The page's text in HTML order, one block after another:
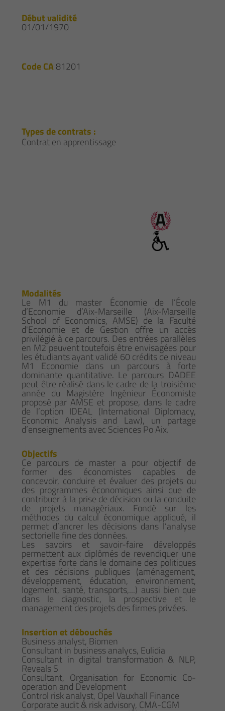
Début validité
01/01/1970
Code CA81201
Types de contrats :
Contrat en apprentissage
Modalités
Le M1 du master Économie de l’École
d’Economie d’Aix-Marseille (Aix-Marseille
School of Economics, AMSE) de la Faculté
d'Economie et de Gestion offre un accès
privilégié à ce parcours. Des entrées parallèles
en M2 peuvent toutefois être envisagées pour
les étudiants ayant validé 60 crédits de niveau
M1 Economie dans un parcours à forte
dominante quantitative. Le parcours DADEE
peut être réalisé dans le cadre de la troisième
année du Magistère Ingénieur Économiste
proposé par AMSE et propose, dans le cadre
de l’option IDEAL (International Diplomacy,
Economic Analysis and Law), un partage
d’enseignements avec Sciences Po Aix.
Objectifs
Ce parcours de master a pour objectif de
former des économistes capables de
concevoir, conduire et évaluer des projets ou
des programmes économiques ainsi que de
contribuer à la prise de décision ou la conduite
de projets managériaux. Fondé sur les
méthodes du calcul économique appliqué, il
permet d’ancrer les décisions dans l’analyse
sectorielle fine des données.
Les savoirs et savoir-faire développés
permettent aux diplômés de revendiquer une
expertise forte dans le domaine des politiques
et des décisions publiques (aménagement,
développement, éducation, environnement,
logement, santé, transports,...) aussi bien que
dans le diagnostic, la prospective et le
management des projets des firmes privées.
Insertion et débouchés
Business analyst, Biomen
Consultant in business analycs, Eulidia
Consultant in digital transformation & NLP,
Reveals S
Consultant, Organisation for Economic Co-
operation and Development
Control risk analyst, Opel Vauxhall Finance
Corporate audit & risk advisory, CMA-CGM